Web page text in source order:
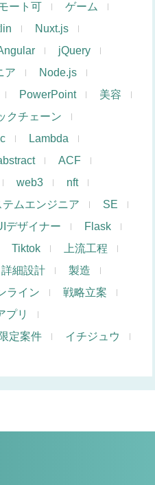
ート可
ゲーム
Nuxt.js
jQuery
ア
Node.js
PowerPoint
美容
クチェーン
Lambda
ACF
web3
nft
テムエンジニア
SE
デザイナー
Flask
Tiktok
上流工程
詳細設計
製造
ライン
戦略立案
プリ
定案件
イチジュウ